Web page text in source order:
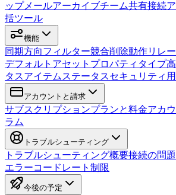
ップメールアーカイブチーム共有接続
括ツール
機能
同期方向フィルター競合削除動作リレ
デフォルトアセット プロパティタイプ
タスアイテムステータスセキュリティ
アカウントと請求
サブスクリプションプランと料金アカ
ラム
トラブルシューティング
トラブルシューティング概要接続の問題
エラーコード レート制限
今後の予定